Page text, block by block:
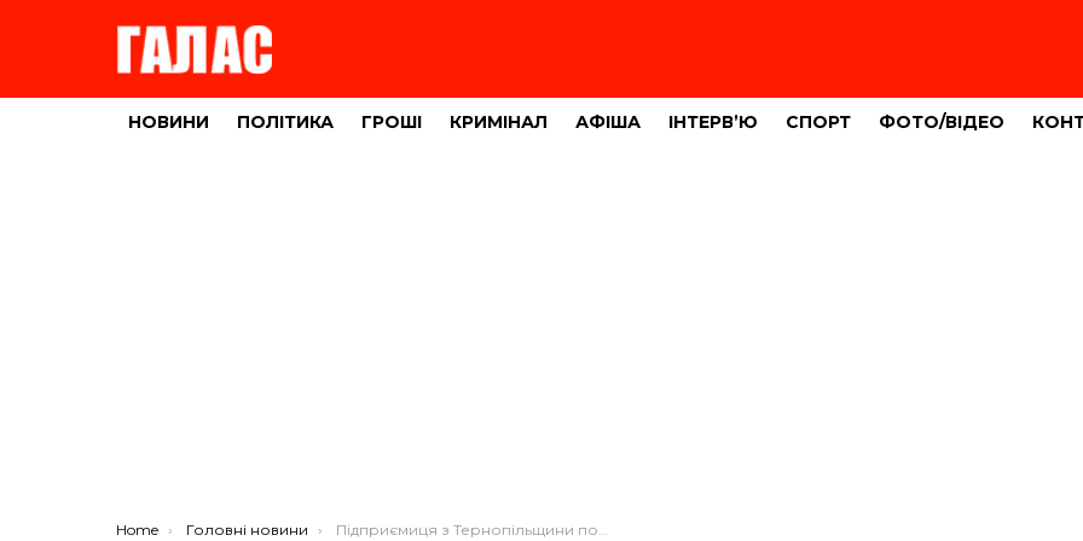
НОВИНИ ПОЛІТИКА ГРОШІ КРИМІНАЛ АФІША ІНТЕРВ’Ю СПОРТ ФОТО/ВІДЕО
You are here:
Home Головні новини Підприємиця з Тернопільщини подарувала свій автомобіль ЗСУ